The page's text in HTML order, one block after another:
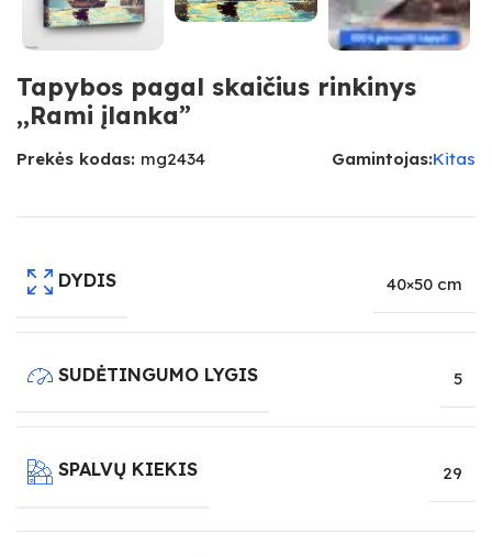
Tapybos pagal skaičius rinkinys
,,Rami įlanka”
Prekės kodas: mg2434 Gamintojas:Kitas
DYDIS 40×50 cm
SUDĖTINGUMO LYGIS 5
SPALVŲ KIEKIS 29